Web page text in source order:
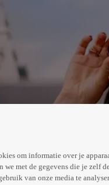
dit kind nooit heeft
haar baan in de
op Videoland
om informatie over je
met de gegevens die je zelf
van onze media te